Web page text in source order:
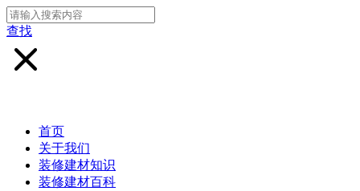
查找
首页
关于我们
装修建材知识
装修建材百科